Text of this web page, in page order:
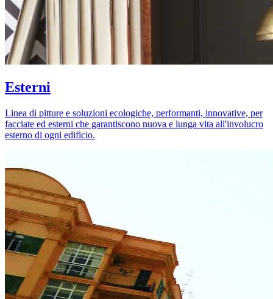
Esterni
Linea di pitture e soluzioni ecologiche, performanti, innovative, per
facciate ed esterni che garantiscono nuova e lunga vita all'involucro
esterno di ogni edificio.